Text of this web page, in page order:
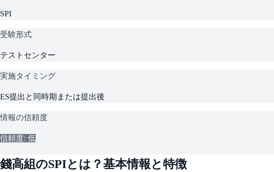
SPI
受験形式
テストセンター
実施タイミング
ES提出と同時期または提出後
情報の信頼度
信頼度: 低
錢高組 のSPIとは？基本情報と特徴